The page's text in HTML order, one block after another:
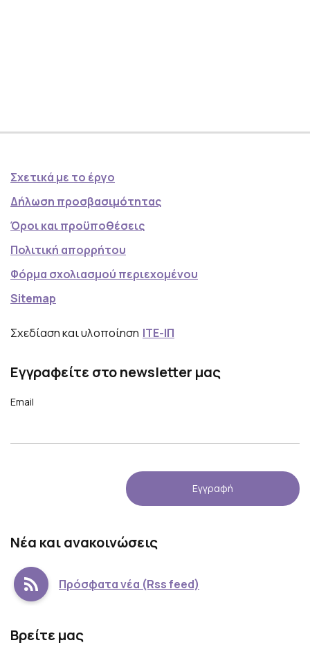
Σχετικά με το έργο
Δήλωση προσβασιμότητας
Όροι και προϋποθέσεις
Πολιτική απορρήτου
Φόρμα σχολιασμού περιεχομένου
Sitemap
Σχεδίαση και υλοποίηση ΙΤΕ-ΙΠ
Εγγραφείτε στο newsletter μας
Email
Νέα και ανακοινώσεις
Πρόσφατα νέα (Rss feed)
Βρείτε μας